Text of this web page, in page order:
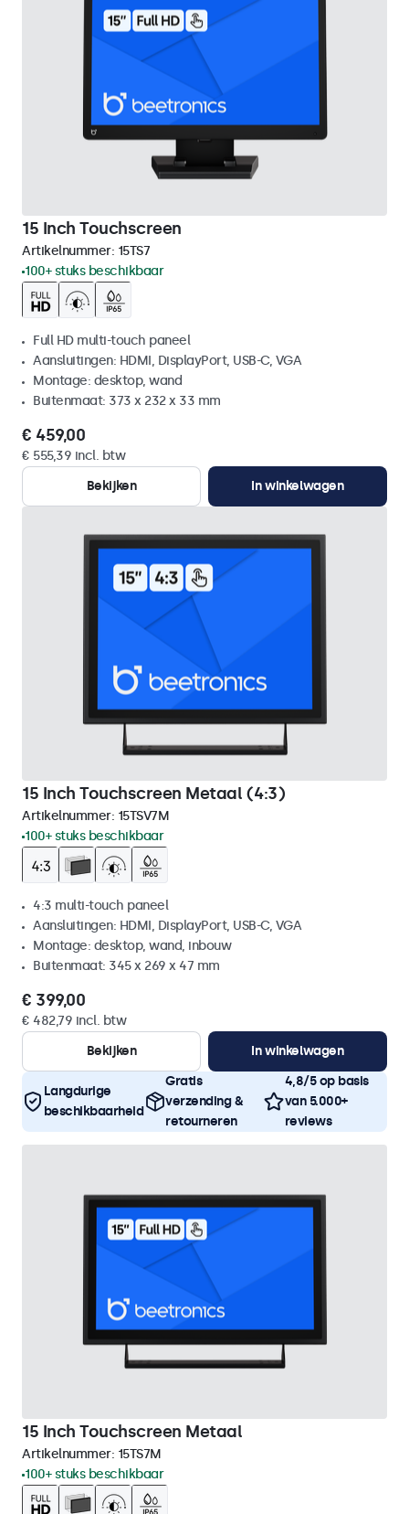
15 Inch Touchscreen
Artikelnummer: 15TS7
100+ stuks beschikbaar
Full HD multi-touch paneel
Aansluitingen: HDMI, DisplayPort, USB-C, VGA
Montage: desktop, wand
Buitenmaat: 373 x 232 x 33 mm
€ 459,00
€ 555,39 incl. btw
Bekijken
In winkelwagen
15 Inch Touchscreen Metaal (4:3)
Artikelnummer: 15TSV7M
100+ stuks beschikbaar
4:3 multi-touch paneel
Aansluitingen: HDMI, DisplayPort, USB-C, VGA
Montage: desktop, wand, inbouw
Buitenmaat: 345 x 269 x 47 mm
€ 399,00
€ 482,79 incl. btw
Bekijken
In winkelwagen
Langdurige
beschikbaarheid
Gratis
verzending &
retourneren
4,8/5 op basis
van 5.000+
reviews
15 Inch Touchscreen Metaal
Artikelnummer: 15TS7M
100+ stuks beschikbaar